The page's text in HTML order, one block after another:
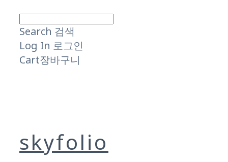
Search 검색
Log In 로그인
Cart장바구니
skyfolio